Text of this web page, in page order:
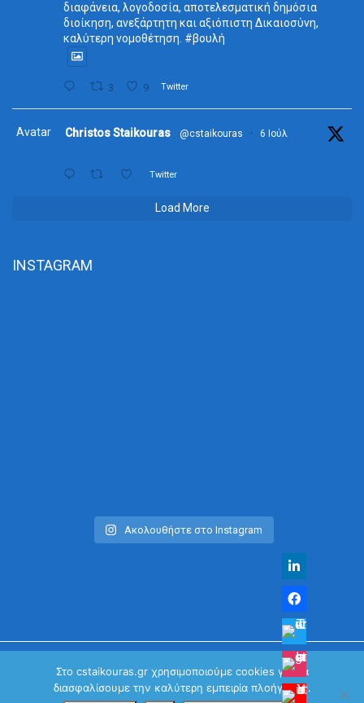
διαφάνεια, λογοδοσία, αποτελεσματική δημόσια
διοίκηση, ανεξάρτητη και αξιόπιστη Δικαιοσύνη,
καλύτερη νομοθέτηση. #βουλή
3 9 Twitter
Avatar Christos Staikouras @cstaikouras · 6 Ιούλ
Twitter
Load More
INSTAGRAM
Ακολουθήστε στο Instagram
© Χρήστος Σταϊκούρας | All Rights Reserved 2026
Στο cstaikouras.gr χρησιμοποιούμε cookies για να
διασφαλίσουμε την καλύτερη εμπειρία πλοήγησης.